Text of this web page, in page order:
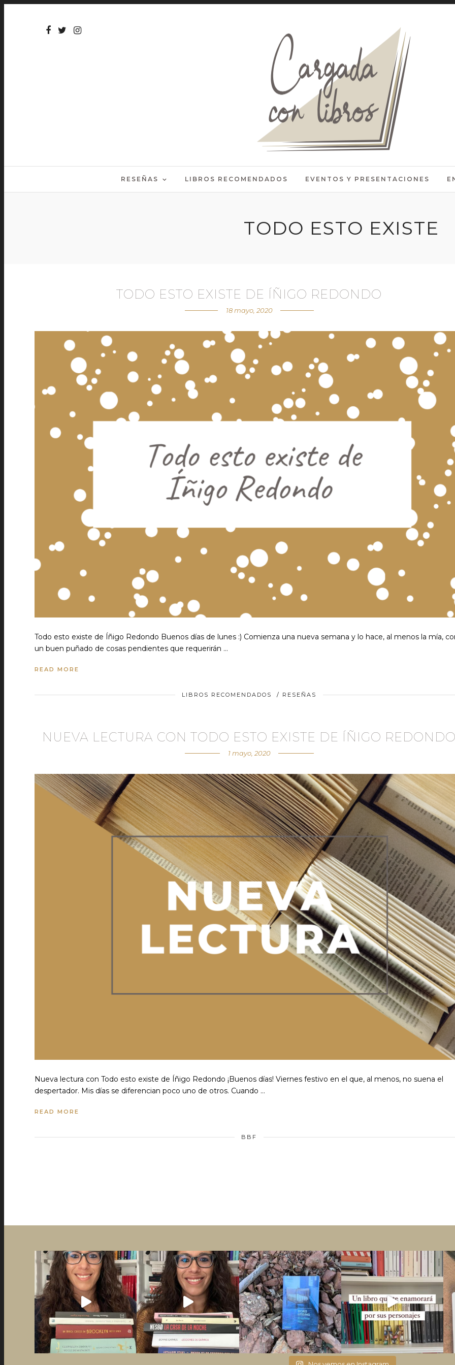
RESEÑAS LIBROS RECOMENDADOS EVENTOS Y PRESENTACIONES
TODO ESTO EXISTE
TODO ESTO EXISTE DE ÍÑIGO REDONDO
18 mayo, 2020
Todo esto existe de Íñigo Redondo Buenos días de lunes :) Comienza una nueva semana y lo hace, al menos la mía,
un buen puñado de cosas pendientes que requerirán …
READ MORE
LIBROS RECOMENDADOS / RESEÑAS
NUEVA LECTURA CON TODO ESTO EXISTE DE ÍÑIGO
1 mayo, 2020
Nueva lectura con Todo esto existe de Íñigo Redondo ¡Buenos días! Viernes festivo en el que, al menos, no suena el
despertador. Mis días se diferencian poco uno de otros. Cuando …
READ MORE
BBF